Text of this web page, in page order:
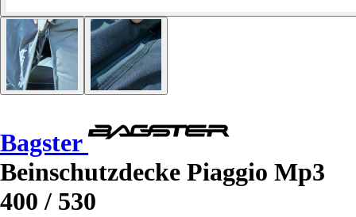
Bagster
Beinschutzdecke Piaggio Mp3
400 / 530